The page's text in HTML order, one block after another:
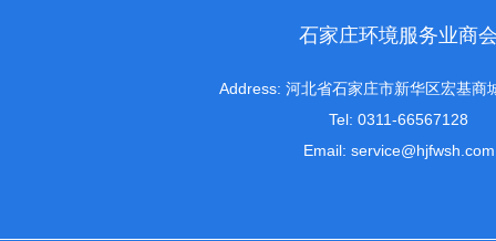
石家庄环境服务业商
Address: 河北省石家庄市新华区宏基商
Tel: 0311-66567128
Email: service@hjfwsh.com